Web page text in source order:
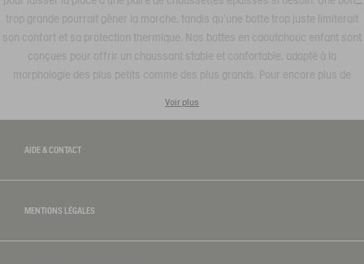
trop grande pourrait gêner la marche, tandis qu’une botte trop juste limiterait
son confort et sa protection thermique. Nos bottes en caoutchouc enfant sont
conçues pour offrir un chaussant stable et confortable, adapté à la
morphologie des plus petits comme des plus grands. Pour encore plus de
l’école sous la pluie, ou un week-end au grand air. Et si vous recherchez un
chaleur et sécurité sur la neige, tandis que nos bottes caoutchouc enfant
bottes bebe offre la même qualité et le même savoir-faire Aigle, dès les
Voir plus
AIDE & CONTACT
MENTIONS LÉGALES